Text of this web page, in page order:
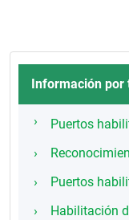
Información por
Puertos
Puertos
Habilitación